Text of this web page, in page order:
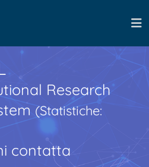
Research
(Statistiche:
contatta